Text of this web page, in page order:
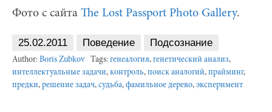
Фото с сайта The Lost Passport Photo Gallery.
25.02.2011 Поведение Подсознание
Author: Boris Zubkov Tags: генеалогия, генетический анализ,
интеллектуальные задачи, контроль, поиск аналогий, прайминг,
предки, решение задач, судьба, фамильное дерево, эксперимент